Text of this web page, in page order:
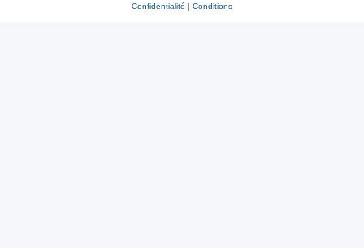
Confidentialité | Conditions